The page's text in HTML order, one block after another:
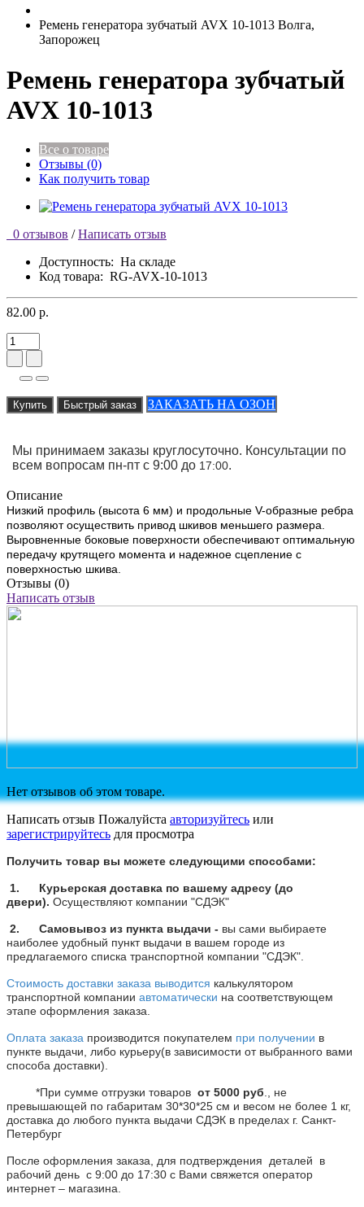
Ремень генератора зубчатый AVX 10-1013 Волга,
Запорожец
Ремень генератора зубчатый
AVX 10-1013
Все о товаре
Отзывы (0)
Как получить товар
0 отзывов / Написать отзыв
Доступность: На складе
Код товара: RG-AVX-10-1013
82.00 р.
Купить Быстрый заказ ЗАКАЗАТЬ НА ОЗОН
Мы принимаем заказы круглосуточно. Консультации по
всем вопросам пн-пт с 9:00 до 17:00.
Описание
Низкий профиль (высота 6 мм) и продольные V-образные ребра
позволяют осуществить привод шкивов меньшего размера.
Выровненные боковые поверхности обеспечивают оптимальную
передачу крутящего момента и надежное сцепление с
поверхностью шкива.
Отзывы (0)
Написать отзыв
Нет отзывов об этом товаре.
Написать отзыв Пожалуйста авторизуйтесь или
зарегистрируйтесь для просмотра
Получить товар вы можете следующими способами:
1. Курьерская доставка по вашему адресу (до
двери). Осуществляют компании "СДЭК"
2. Самовывоз из пункта выдачи - вы сами выбираете
наиболее удобный пункт выдачи в вашем городе из
предлагаемого списка транспортной компании "СДЭК".
Стоимость доставки заказа выводится калькулятором
транспортной компании автоматически на соответствующем
этапе оформления заказа.
Оплата заказа производится покупателем при получении в
пункте выдачи, либо курьеру(в зависимости от выбранного вами
способа доставки).
*При сумме отгрузки товаров от 5000 руб., не
превышающей по габаритам 30*30*25 см и весом не более 1 кг,
доставка до любого пункта выдачи СДЭК в пределах г. Санкт-
Петербург
После оформления заказа, для подтверждения деталей в
рабочий день с 9:00 до 17:30 с Вами свяжется оператор
интернет – магазина.